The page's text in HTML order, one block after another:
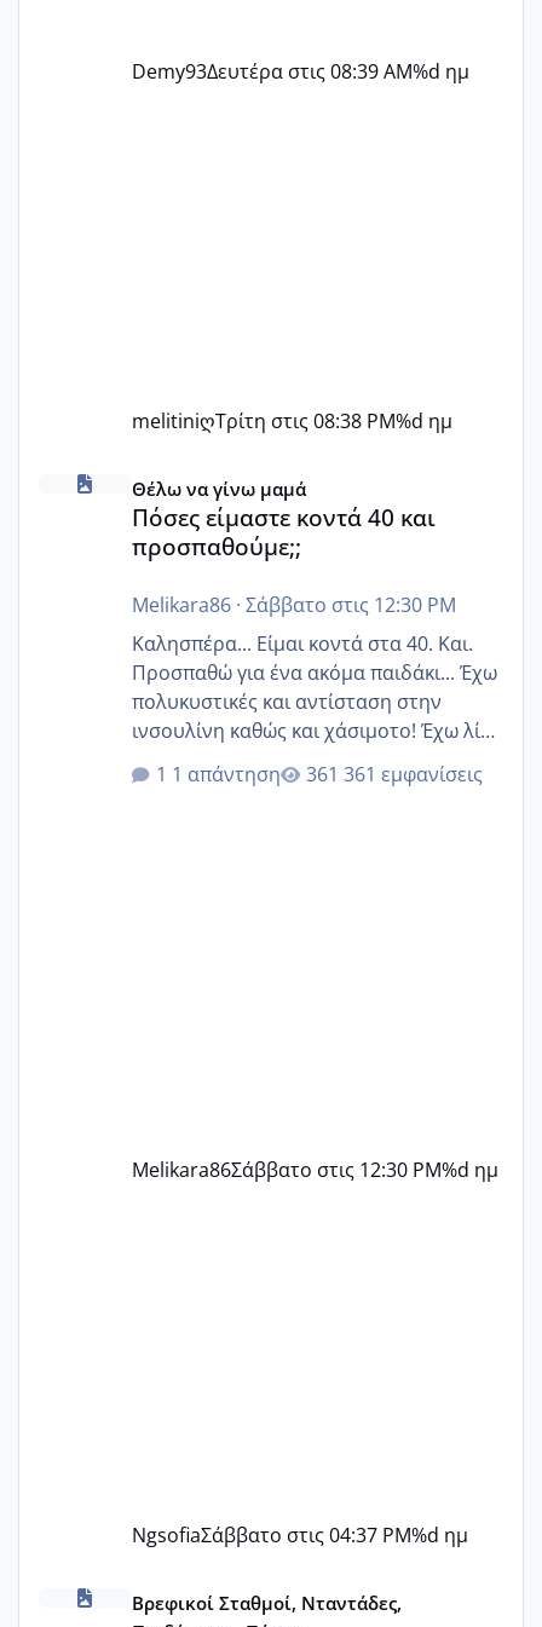
Demy93Δευτέρα στις 08:39 AM%d ημ
melitiniღΤρίτη στις 08:38 PM%d ημ
Πόσες είμαστε κοντά 40 και προσπαθούμε;;
Θέλω να γίνω μαμά
Πόσες είμαστε κοντά 40 και
προσπαθούμε;;
Melikara86· Σάββατο στις 12:30 PM
Καλησπέρα... Είμαι κοντά στα 40. Και.
Προσπαθώ για ένα ακόμα παιδάκι... Έχω
πολυκυστικές και αντίσταση στην
ινσουλίνη καθώς και χάσιμοτο! Έχω λίγα
κιλά παραπάνω και όσο κ αν προσπαθώ
δεν χάνω εύκολα! Προσπαθώ για ακόμη
1 απάντηση 361 εμφανίσεις
Melikara86Σάββατο στις 12:30 PM%d ημ
NgsofiaΣάββατο στις 04:37 PM%d ημ
ΠΑΙΔΙΚΟΙ ΣΤΑΘΜΟΙ ΜΕ ΕΣΠΑ
Βρεφικοί Σταθμοί, Νταντάδες,